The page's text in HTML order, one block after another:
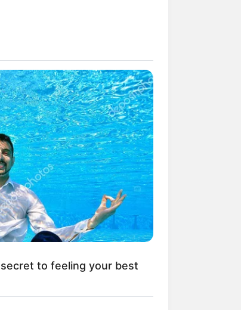
10 Kalimat Baper
Jawa Ini Bikin
to feeling your best